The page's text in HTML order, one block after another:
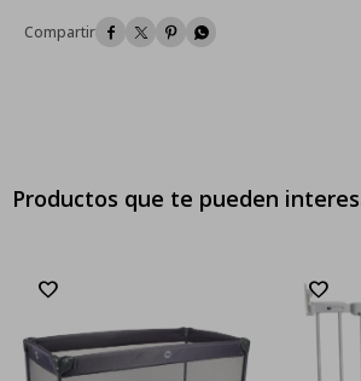
   
Productos que te pueden